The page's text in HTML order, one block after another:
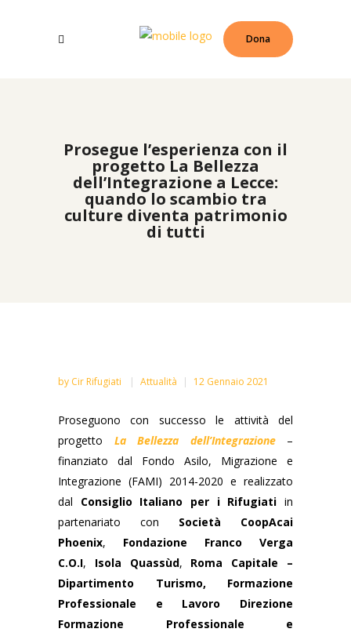
Dona
Prosegue l’esperienza con il
progetto La Bellezza
dell’Integrazione a Lecce:
quando lo scambio tra
culture diventa patrimonio
di tutti
by Cir Rifugiati Attualità 12 Gennaio 2021
Proseguono con successo le attività del
progetto La Bellezza dell’Integrazione
–
finanziato dal Fondo Asilo, Migrazione e
Integrazione (FAMI) 2014-2020 e realizzato
dal Consiglio Italiano per i Rifugiati in
partenariato con Società
CoopAcai
Phoenix, Fondazione Franco Verga
C.O.I, Isola Quassùd, Roma Capitale –
Dipartimento Turismo, Formazione
Professionale e Lavoro Direzione
Formazione Professionale e